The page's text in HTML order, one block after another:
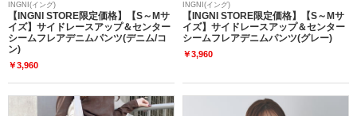
INGNI(イング)
【INGNI STORE限定価格】【S～Mサ
イズ】サイドレースアップ＆センター
シームフレアデニムパンツ(デニム/コ
ン)
￥3,960
INGNI(イング)
【INGNI STORE限定価格】【S～Mサ
イズ】サイドレースアップ＆センター
シームフレアデニムパンツ(グレー)
￥3,960